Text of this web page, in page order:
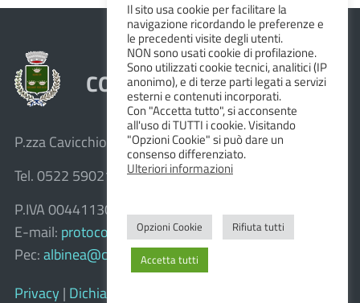
COMUNE DI ALBINEA
P.zza Cavicchioni, 8 – 42020 Albinea (R.E.)
Tel. 0522 590211 – Fax 0522 590236
P.IVA 00441130358
E-mail: protocollo@comune.albinea.re.it
Pec: albinea@cert.provincia.re.it
Privacy | Dichiarazione di accessibilità e feedback
Il sito usa cookie per facilitare la
navigazione ricordando le preferenze e
le precedenti visite degli utenti.
NON sono usati cookie di profilazione.
Sono utilizzati cookie tecnici, analitici (IP
anonimo), e di terze parti legati a servizi
esterni e contenuti incorporati.
Con "Accetta tutto", si acconsente
all'uso di TUTTI i cookie. Visitando
"Opzioni Cookie" si può dare un
consenso differenziato.
Ulteriori informazioni
Opzioni Cookie Rifiuta tutti
Accetta tutti